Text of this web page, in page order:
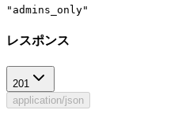
"admins_only"
レスポンス
201
application/json